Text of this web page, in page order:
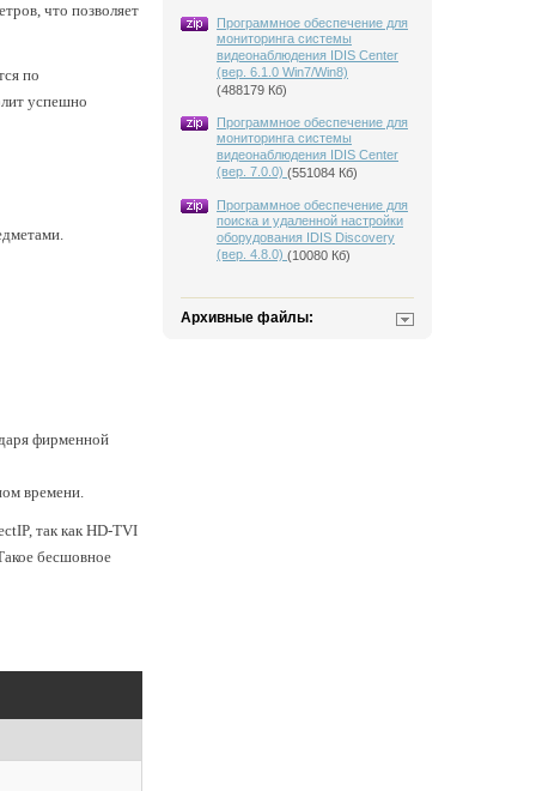
Программное обеспечение для
мониторинга системы
видеонаблюдения IDIS Center
(вер. 6.1.0 Win7/Win8)
(488179 Кб)
Программное обеспечение для
мониторинга системы
видеонаблюдения IDIS Center
(вер. 7.0.0) (551084 Кб)
Программное обеспечение для
поиска и удаленной настройки
оборудования IDIS Discovery
(вер. 4.8.0) (10080 Кб)
Архивные файлы:
что позволяет
по
успешно
фирменной
времени.
так как HD-TVI
бесшовное